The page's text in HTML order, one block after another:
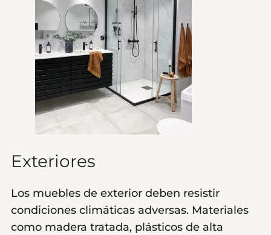
Exteriores
Los muebles de exterior deben resistir
condiciones climáticas adversas. Materiales
como madera tratada, plásticos de alta